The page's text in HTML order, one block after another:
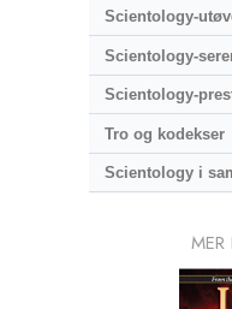
Scientology-
Scientology-
Scientology-
Tro og kodekser
Scientology i
MER